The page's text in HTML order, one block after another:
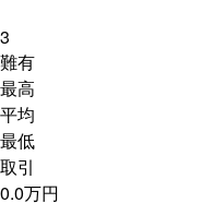
3
難有
最高
平均
最低
取引
0.0万円